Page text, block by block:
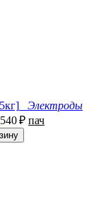
Электроды
540₽ пач